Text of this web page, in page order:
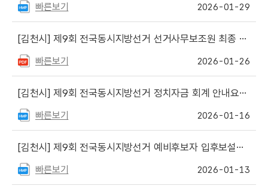
빠른보기 2026-01-29
[김천시] 제9회 전국동시지방선거 선거사무보조원 최종 합격자 안내
빠른보기 2026-01-26
[김천시] 제9회 전국동시지방선거 정치자금 회계 안내요원 채용 안내
빠른보기 2026-01-16
[김천시] 제9회 전국동시지방선거 예비후보자 입후보설명회 개최 안내드립니다.
빠른보기 2026-01-13